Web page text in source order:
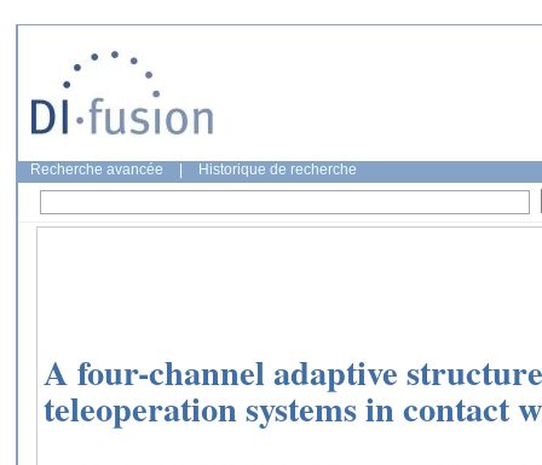
Recherche avancée Historique de recherche
A four-channel adaptive
teleoperation systems in contact